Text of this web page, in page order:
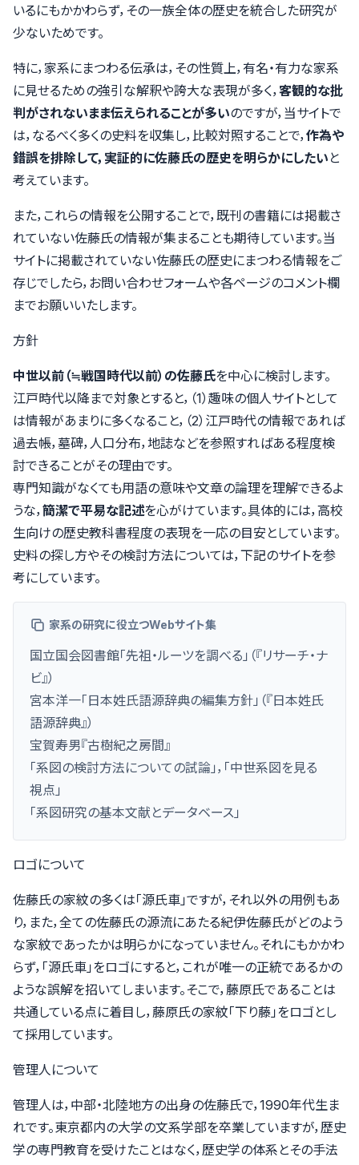
いるにもかかわらず，その一族全体の歴史を統合した研究が
少ないためです。
特に，家系にまつわる伝承は，その性質上，有名・有力な家系
に見せるための強引な解釈や誇大な表現が多く， 客観的な批
判がされないまま伝えられることが多いのですが，当サイトで
は，なるべく多くの史料を収集し，比較対照することで， 作為や
錯誤を排除して，実証的に佐藤氏の歴史を明らかにしたい と
考えています。
また，これらの情報を公開することで，既刊の書籍には掲載さ
れていない佐藤氏の情報が集まることも期待しています。当
サイトに掲載されていない佐藤氏の歴史にまつわる情報をご
存じでしたら， お問い合わせフォームや各ページのコメント欄
までお願いいたします。
方針
中世以前（≒戦国時代以前）の佐藤氏を中心に検討します。
江戸時代以降まで対象とすると，（1）趣味の個人サイトとして
は情報があまりに多くなること，（2）江戸時代の情報であれば
過去帳，墓碑，人口分布，地誌などを参照すればある程度検
討できることがその理由です。
専門知識がなくても用語の意味や文章の論理を理解できるよ
うな， 簡潔で平易な記述を心がけています。具体的には，高校
生向けの歴史教科書程度の表現を一応の目安としています。
史料の探し方やその検討方法については，下記のサイトを参
考にしています。
家系の研究に役立つWebサイト集
国立国会図書館「先祖・ルーツを調べる 」（『リサーチ・ナ
ビ』）
宮本洋一「日本姓氏語源辞典の編集方針 」（『日本姓氏
語源辞典』）
宝賀寿男『古樹紀之房間』
「系図の検討方法についての試論 」，「中世系図を見る
視点 」
「系図研究の基本文献とデータベース 」
ロゴについて
佐藤氏の家紋の多くは「源氏車」ですが，それ以外の用例もあ
り，また，全ての佐藤氏の源流にあたる紀伊佐藤氏がどのよう
な家紋であったかは明らかになっていません。それにもかかわ
らず，「源氏車」をロゴにすると，これが唯一の正統であるかの
ような誤解を招いてしまいます。そこで，藤原氏であることは
共通している点に着目し，藤原氏の家紋「下り藤」をロゴとし
て採用しています。
管理人について
管理人は， 中部・北陸地方の出身の佐藤氏で，1990年代生ま
れです。東京都内の大学の文系学部を卒業していますが，歴史
学の専門教育を受けたことはなく，歴史学の体系とその手法